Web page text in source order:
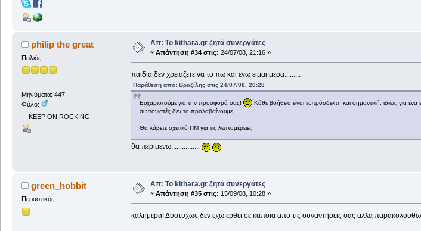
philip the great
Παλιός
Μηνύματα: 447
Φύλο:
---KEEP ON ROCKING---
Απ: Το kithara.gr ζητά συνεργάτες
« Απάντηση #34 στις: 24/07/08, 21:16 »
παιδια δεν χρειαζετε να το πω και εγω ειμαι μεσα.........
Παράθεση από: Βραζίλης στις 24/07/08, 20:28
Ευχαριστούμε για την προσφορά σας!
Κάθε βοήθεια είναι ευπρόσδεκτη και σημαντική, ιδίως για
συντονιστές δεν το προλαβαίνουμε...
Θα λάβετε σχετικό ΠΜ για τις λεπτομέρειες.
θα περιμενω................
green_hobbit
Περαστικός
Απ: Το kithara.gr ζητά συνεργάτες
« Απάντηση #35 στις: 15/09/08, 10:28 »
καλημερα! Δυστυχως δεν εχω ερθει σε καποια απο τις συναντησεις σας αλλα